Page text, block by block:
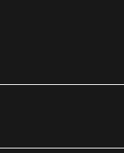
ティー
のルーフ